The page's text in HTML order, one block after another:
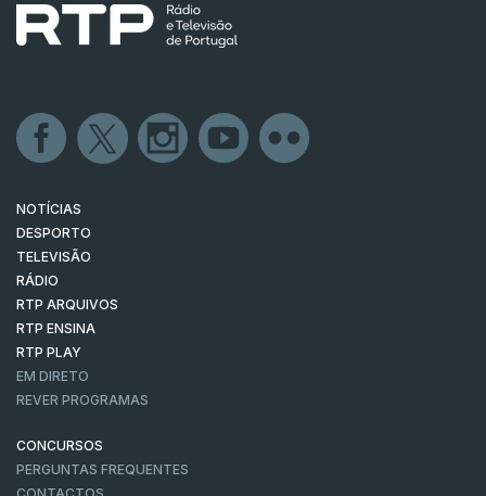
NOTÍCIAS
DESPORTO
TELEVISÃO
RÁDIO
RTP ARQUIVOS
RTP ENSINA
RTP PLAY
EM DIRETO
REVER PROGRAMAS
CONCURSOS
PERGUNTAS FREQUENTES